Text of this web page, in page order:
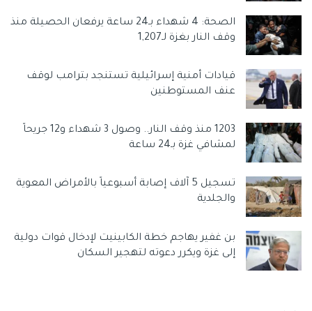
ويذكر أن حركة حماس أعلنت صباح الأربعاء المنصرم استشهاد
هنية في “غارة صهيونية” استهدفت مقر إقامته بطهران بعد
بزشكيان.
وقال الحركة في بيان إن اغتيال هنية “لن يزيد حركة حماس
ونهجه، وإن دماءه الطاهرة الزكية ستُلهب نار المقاومة وتزيدها
اشتعالا وتصاعدا”.
وسوم: أخبار غزة بوست
الصحة: 4 شهداء بـ24 ساعة يرفعان الحصيلة منذ
وقف النار بغزة لـ1,207
قيادات أمنية إسرائيلية تستنجد بترامب لوقف
عنف المستوطنين
1203 منذ وقف النار.. وصول 3 شهداء و12 جريحاً
لمشافي غزة بـ24 ساعة
تسجيل 5 آلاف إصابة أسبوعياً بالأمراض المعوية
والجلدية
بن غفير يهاجم خطة الكابينيت لإدخال قوات دولية
إلى غزة ويكرر دعوته لتهجير السكان